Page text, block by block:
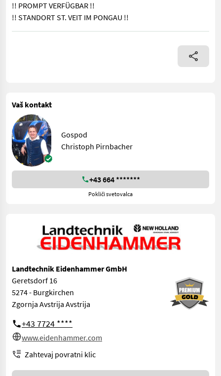
!! PROMPT VERFÜGBAR !!
!! STANDORT ST. VEIT IM PONGAU !!
Seilwinde OL SW 8500 EH-SA Premium -Standard-Seil:90m/
Vaš kontakt
Gospod
Christoph Pirnbacher
+43 664 *******
Pokliči svetovalca
Landtechnik Eidenhammer GmbH
Geretsdorf 16
5274 - Burgkirchen
Zgornja Avstrija Avstrija
+43 7724 ****
www.eidenhammer.com
Zahtevaj povratni klic